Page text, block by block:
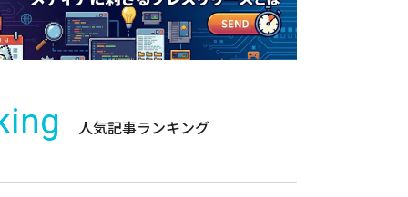
人気記事ランキング